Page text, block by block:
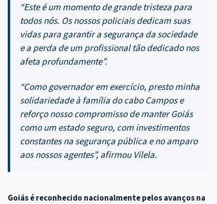
“Este é um momento de grande tristeza para
todos nós. Os nossos policiais dedicam suas
vidas para garantir a segurança da sociedade
e a perda de um profissional tão dedicado nos
afeta profundamente”.
“Como governador em exercício, presto minha
solidariedade à família do cabo Campos e
reforço nosso compromisso de manter Goiás
como um estado seguro, com investimentos
constantes na segurança pública e no amparo
aos nossos agentes”, afirmou Vilela.
Goiás é reconhecido nacionalmente pelos avanços na